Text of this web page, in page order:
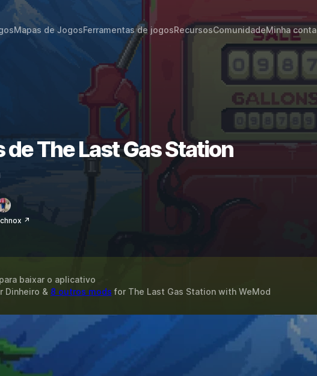
Mapas de JogosFerramentas de jogosRecursosComunidadeMinha conta
The Last Gas Station
↗
para baixar o aplicativo
Dinheiro & 8 outros mods for The Last Gas Stationwith WeMod